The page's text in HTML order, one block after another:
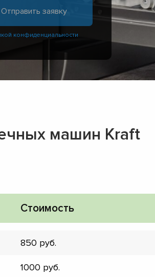
конфиденциальности
машин Kraft
Стоимость
850
1000